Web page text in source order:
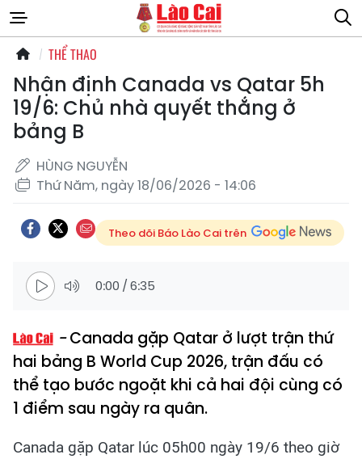
THỂ THAO
Nhận định Canada vs Qatar 5h
19/6: Chủ nhà quyết thắng ở
bảng B
HÙNG NGUYỄN
Thứ Năm, ngày 18/06/2026 - 14:06
Theo dõi Báo Lào Cai trên
0:00 /6:35
Canada gặp Qatar ở lượt trận thứ
hai bảng B World Cup 2026, trận đấu có
thể tạo bước ngoặt khi cả hai đội cùng có
1 điểm sau ngày ra quân.
Canada gặp Qatar lúc 05h00 ngày 19/6 theo giờ